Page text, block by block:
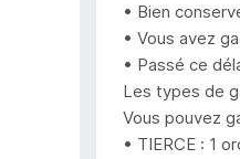
• Bien
• Vous avez
• Passé ce
Les types de
Vous pouvez
• TIERCE : 1